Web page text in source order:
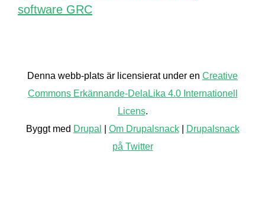
software GRC
Denna webb-plats är licensierat under en Creative
Commons Erkännande-DelaLika 4.0 Internationell
Licens.
Byggt med Drupal Om Drupalsnack|
Drupalsnack
på Twitter